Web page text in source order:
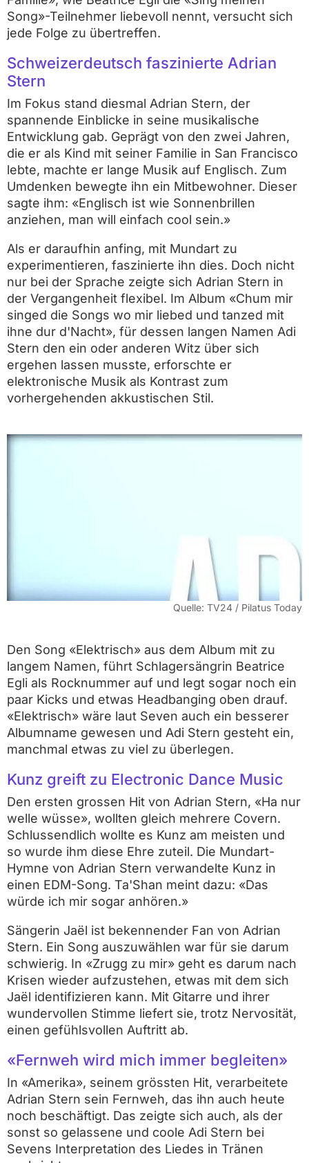
Song»-Teilnehmer liebevoll nennt, versucht sich
jede Folge zu übertreffen.
Schweizerdeutsch faszinierte Adrian
Stern
Im Fokus stand diesmal Adrian Stern, der
spannende Einblicke in seine musikalische
Entwicklung gab. Geprägt von den zwei Jahren,
die er als Kind mit seiner Familie in San Francisco
lebte, machte er lange Musik auf Englisch. Zum
Umdenken bewegte ihn ein Mitbewohner. Dieser
sagte ihm: «Englisch ist wie Sonnenbrillen
anziehen, man will einfach cool sein.»
Als er daraufhin anfing, mit Mundart zu
experimentieren, faszinierte ihn dies. Doch nicht
nur bei der Sprache zeigte sich Adrian Stern in
der Vergangenheit flexibel. Im Album «Chum mir
singed die Songs wo mir liebed und tanzed mit
ihne dur d'Nacht», für dessen langen Namen Adi
Stern den ein oder anderen Witz über sich
ergehen lassen musste, erforschte er
elektronische Musik als Kontrast zum
vorhergehenden akkustischen Stil.
Quelle: TV24 / Pilatus Today
Den Song «Elektrisch» aus dem Album mit zu
langem Namen, führt Schlagersängrin Beatrice
Egli als Rocknummer auf und legt sogar noch ein
paar Kicks und etwas Headbanging oben drauf.
«Elektrisch» wäre laut Seven auch ein besserer
Albumname gewesen und Adi Stern gesteht ein,
manchmal etwas zu viel zu überlegen.
Kunz greift zu Electronic Dance Music
Den ersten grossen Hit von Adrian Stern, «Ha nur
welle wüsse», wollten gleich mehrere Covern.
Schlussendlich wollte es Kunz am meisten und
so wurde ihm diese Ehre zuteil. Die Mundart-
Hymne von Adrian Stern verwandelte Kunz in
einen EDM-Song. Ta'Shan meint dazu: «Das
würde ich mir sogar anhören.»
Sängerin Jaël ist bekennender Fan von Adrian
Stern. Ein Song auszuwählen war für sie darum
schwierig. In «Zrugg zu mir» geht es darum nach
Krisen wieder aufzustehen, etwas mit dem sich
Jaël identifizieren kann. Mit Gitarre und ihrer
wundervollen Stimme liefert sie, trotz Nervosität,
einen gefühlsvollen Auftritt ab.
«Fernweh wird mich immer begleiten»
In «Amerika», seinem grössten Hit, verarbeitete
Adrian Stern sein Fernweh, das ihn auch heute
noch beschäftigt. Das zeigte sich auch, als der
sonst so gelassene und coole Adi Stern bei
Sevens Interpretation des Liedes in Tränen